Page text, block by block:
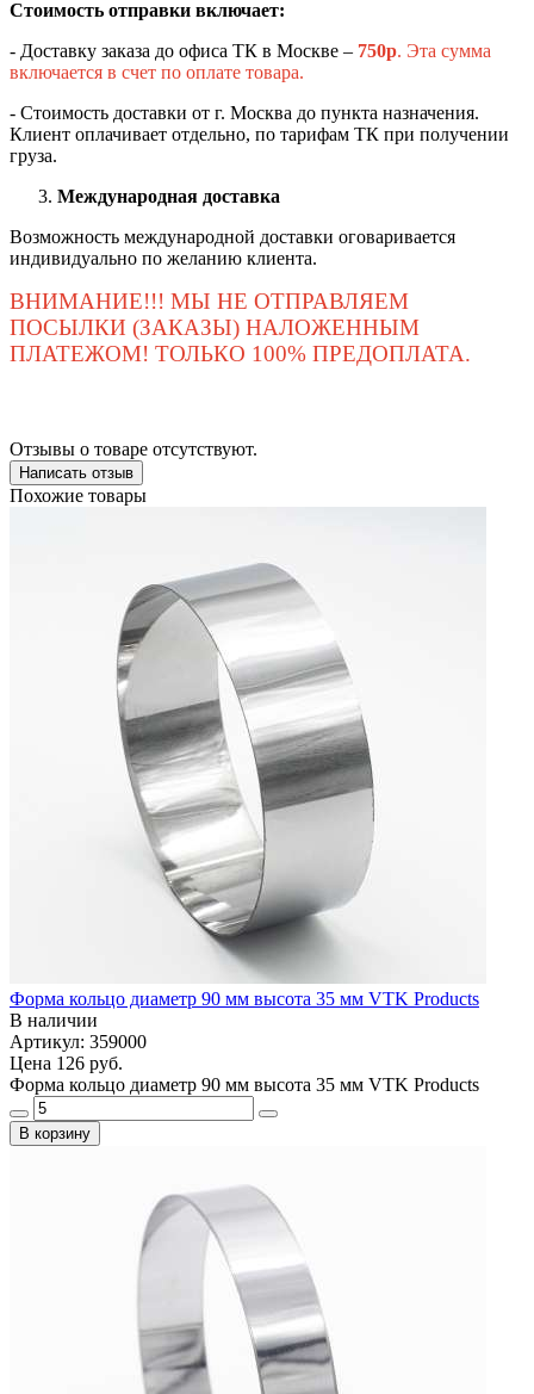
Стоимость отправки включает:
- Доставку заказа до офиса ТК в Москве – 750р. Эта сумма
включается в счет по оплате товара.
- Стоимость доставки от г. Москва до пункта назначения.
Клиент оплачивает отдельно, по тарифам ТК при получении
груза.
Международная доставка
Возможность международной доставки оговаривается
индивидуально по желанию клиента.
ВНИМАНИЕ!!! МЫ НЕ ОТПРАВЛЯЕМ
ПОСЫЛКИ (ЗАКАЗЫ) НАЛОЖЕННЫМ
ПЛАТЕЖОМ! ТОЛЬКО 100% ПРЕДОПЛАТА.
Отзывы о товаре отсутствуют.
Написать отзыв
Похожие товары
Форма кольцо диаметр 90 мм высота 35 мм VTK Products
В наличии
Артикул: 359000
Цена 126 руб.
Форма кольцо диаметр 90 мм высота 35 мм VTK Products
В корзину